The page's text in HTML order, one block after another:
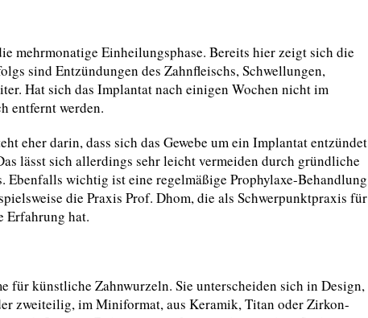
mehrmonatige Einheilungsphase. Bereits hier zeigt sich die
sind Entzündungen des Zahnfleischs, Schwellungen,
Hat sich das Implantat nach einigen Wochen nicht im
entfernt werden.
eher darin, dass sich das Gewebe um ein Implantat entzündet
lässt sich allerdings sehr leicht vermeiden durch gründliche
Ebenfalls wichtig ist eine regelmäßige Prophylaxe-Behandlung
die Praxis Prof. Dhom, die als Schwerpunktpraxis für
Erfahrung hat.
für künstliche Zahnwurzeln. Sie unterscheiden sich in Design,
zweiteilig, im Miniformat, aus Keramik, Titan oder Zirkon-